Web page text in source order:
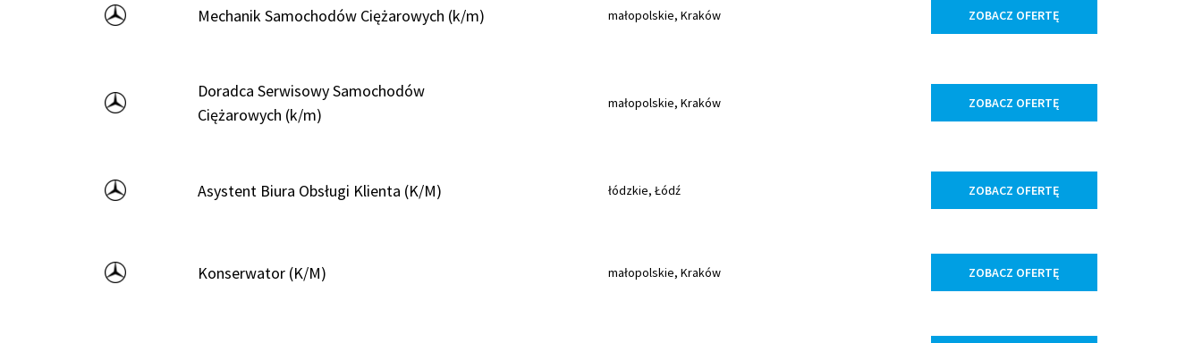
Mechanik Samochodów Ciężarowych (k/m) małopolskie, Kraków ZOBACZ OFERTĘ
Doradca Serwisowy Samochodów
Ciężarowych (k/m)
małopolskie, Kraków ZOBACZ OFERTĘ
Asystent Biura Obsługi Klienta (K/M) łódzkie, Łódź ZOBACZ OFERTĘ
Konserwator (K/M) małopolskie, Kraków ZOBACZ OFERTĘ